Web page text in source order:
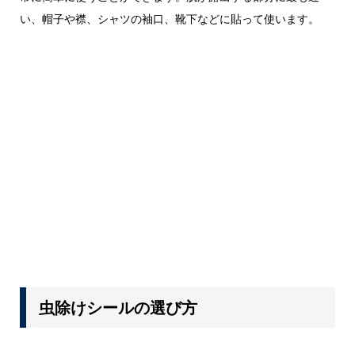
い、帽子や襟、シャツの袖口、靴下などに貼って使います。
虫除けシールの選び方